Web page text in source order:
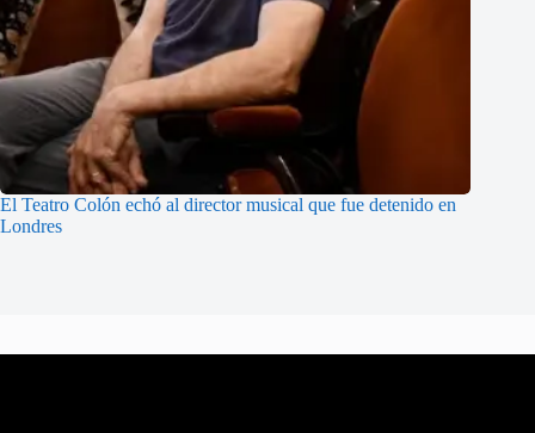
El Teatro Colón echó al director musical que fue detenido en
Londres